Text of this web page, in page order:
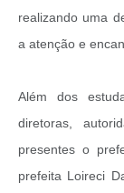
realizando uma
a atenção e
Além dos
diretoras,
presentes o
prefeita Loireci